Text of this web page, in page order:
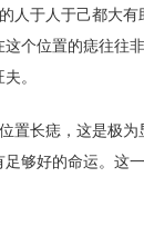
人于人于己都大
个位置的痣往往
。
置长痣，这是极为
够好的命运。这